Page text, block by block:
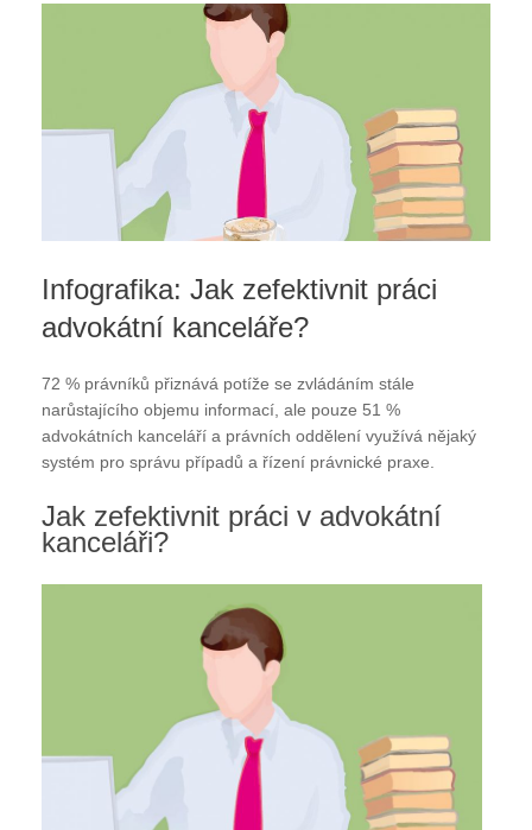
Infografika: Jak zefektivnit práci
advokátní kanceláře?
72 % právníků přiznává potíže se zvládáním stále
narůstajícího objemu informací, ale pouze 51 %
advokátních kanceláří a právních oddělení využívá nějaký
systém pro správu případů a řízení právnické praxe.
Jak zefektivnit práci v advokátní
kanceláři?